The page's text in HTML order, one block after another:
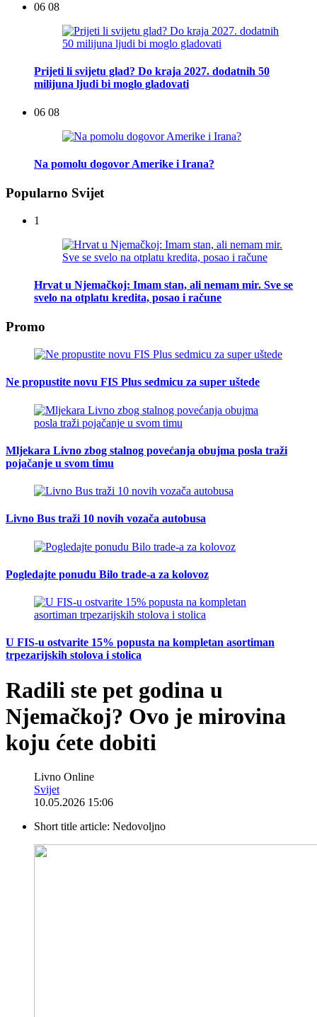
06 08
Prijeti li svijetu glad? Do kraja 2027. dodatnih 50
milijuna ljudi bi moglo gladovati
06 08
Na pomolu dogovor Amerike i Irana?
Popularno Svijet
1
Hrvat u Njemačkoj: Imam stan, ali nemam mir. Sve se
svelo na otplatu kredita, posao i račune
Promo
Ne propustite novu FIS Plus sedmicu za super uštede
Mljekara Livno zbog stalnog povećanja obujma posla traži
pojačanje u svom timu
Livno Bus traži 10 novih vozača autobusa
Pogledajte ponudu Bilo trade-a za kolovoz
U FIS-u ostvarite 15% popusta na kompletan asortiman
trpezarijskih stolova i stolica
Radili ste pet godina u
Njemačkoj? Ovo je mirovina
koju ćete dobiti
Livno Online
Svijet
10.05.2026 15:06
Short title article: Nedovoljno